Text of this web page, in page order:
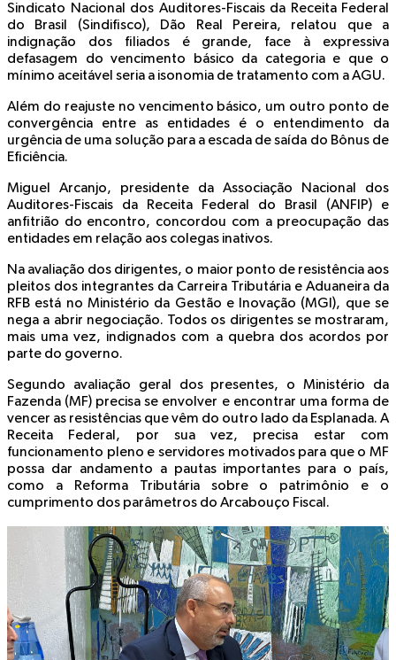
Sindicato Nacional dos Auditores-Fiscais da Receita Federal
do Brasil (Sindifisco), Dão Real Pereira, relatou que a
indignação dos filiados é grande, face à expressiva
defasagem do vencimento básico da categoria e que o
mínimo aceitável seria a isonomia de tratamento com a AGU.
Além do reajuste no vencimento básico, um outro ponto de
convergência entre as entidades é o entendimento da
urgência de uma solução para a escada de saída do Bônus de
Eficiência.
Miguel Arcanjo, presidente da Associação Nacional dos
Auditores-Fiscais da Receita Federal do Brasil (ANFIP) e
anfitrião do encontro, concordou com a preocupação das
entidades em relação aos colegas inativos.
Na avaliação dos dirigentes, o maior ponto de resistência aos
pleitos dos integrantes da Carreira Tributária e Aduaneira da
RFB está no Ministério da Gestão e Inovação (MGI), que se
nega a abrir negociação. Todos os dirigentes se mostraram,
mais uma vez, indignados com a quebra dos acordos por
parte do governo.
Segundo avaliação geral dos presentes, o Ministério da
Fazenda (MF) precisa se envolver e encontrar uma forma de
vencer as resistências que vêm do outro lado da Esplanada. A
Receita Federal, por sua vez, precisa estar com
funcionamento pleno e servidores motivados para que o MF
possa dar andamento a pautas importantes para o país,
como a Reforma Tributária sobre o patrimônio e o
cumprimento dos parâmetros do Arcabouço Fiscal.